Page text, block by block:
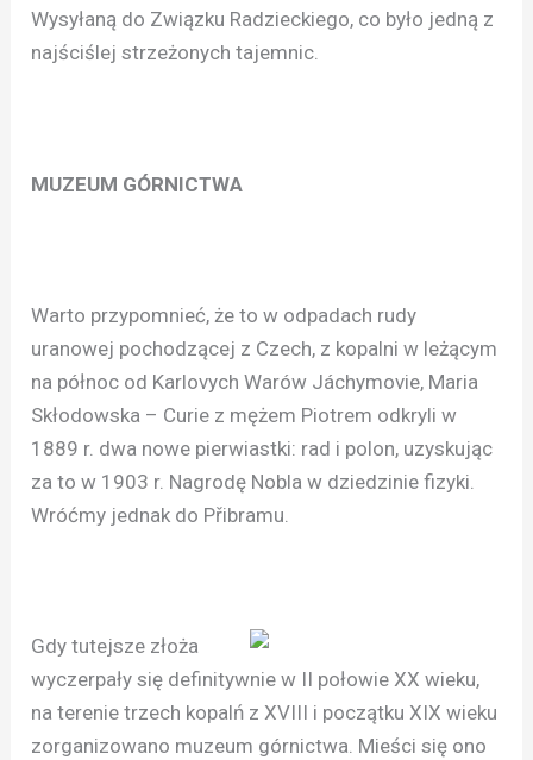
Wysyłaną do Związku Radzieckiego, co było jedną z
najściślej strzeżonych tajemnic.
MUZEUM GÓRNICTWA
Warto przypomnieć, że to w odpadach rudy
uranowej pochodzącej z Czech, z kopalni w leżącym
na północ od Karlovych Warów Jáchymovie, Maria
Skłodowska – Curie z mężem Piotrem odkryli w
1889 r. dwa nowe pierwiastki: rad i polon, uzyskując
za to w 1903 r. Nagrodę Nobla w dziedzinie fizyki.
Wróćmy jednak do Přibramu.
Gdy tutejsze złoża
wyczerpały się definitywnie w II połowie XX wieku,
na terenie trzech kopalń z XVIII i początku XIX wieku
zorganizowano muzeum górnictwa. Mieści się ono